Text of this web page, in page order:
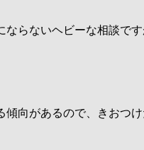
らないヘビーな相談です
向があるので、きおつけ